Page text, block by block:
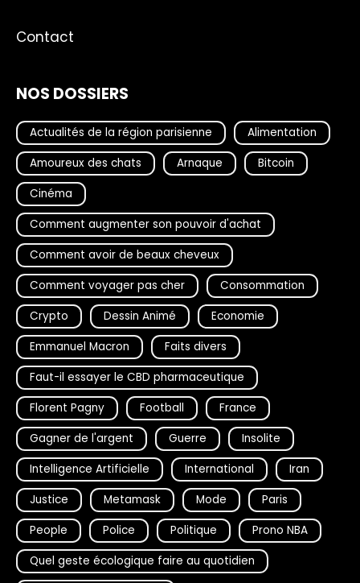
Contact
NOS DOSSIERS
Actualités de la région parisienne
Alimentation
Amoureux des chats
Arnaque
Bitcoin
Cinéma
Comment augmenter son pouvoir d'achat
Comment avoir de beaux cheveux
Comment voyager pas cher
Consommation
Crypto
Dessin Animé
Economie
Emmanuel Macron
Faits divers
Faut-il essayer le CBD pharmaceutique
Florent Pagny
Football
France
Gagner de l'argent
Guerre
Insolite
Intelligence Artificielle
International
Iran
Justice
Metamask Mode
Paris
People
Police Politique
Prono NBA
Quel geste écologique faire au quotidien